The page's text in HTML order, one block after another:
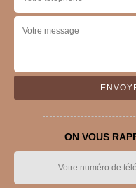
ON VOUS